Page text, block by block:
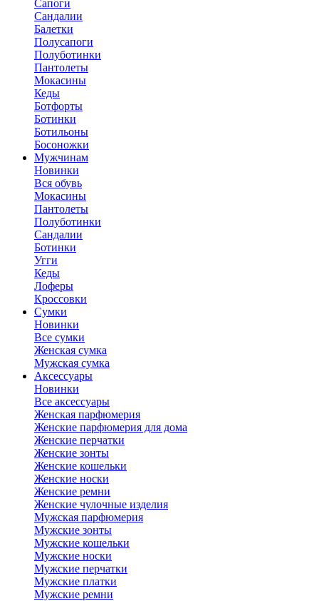
Сапоги
Сандалии
Балетки
Полусапоги
Полуботинки
Пантолеты
Мокасины
Кеды
Ботфорты
Ботинки
Ботильоны
Босоножки
Мужчинам
Новинки
Вся обувь
Мокасины
Пантолеты
Полуботинки
Сандалии
Ботинки
Угги
Кеды
Лоферы
Кроссовки
Сумки
Новинки
Все сумки
Женская сумка
Мужская сумка
Аксессуары
Новинки
Все аксессуары
Женская парфюмерия
Женские парфюмерия для дома
Женские перчатки
Женские зонты
Женские кошельки
Женские носки
Женские ремни
Женские чулочные изделия
Мужская парфюмерия
Мужские зонты
Мужские кошельки
Мужские носки
Мужские перчатки
Мужские платки
Мужские ремни